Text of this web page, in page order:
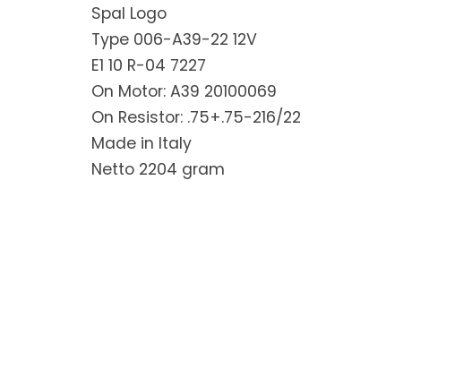
Spal Logo
Type 006-A39-22 12V
E1 10 R-04 7227
On Motor: A39 20100069
On Resistor: .75+.75-216/22
Made in Italy
Netto 2204 gram